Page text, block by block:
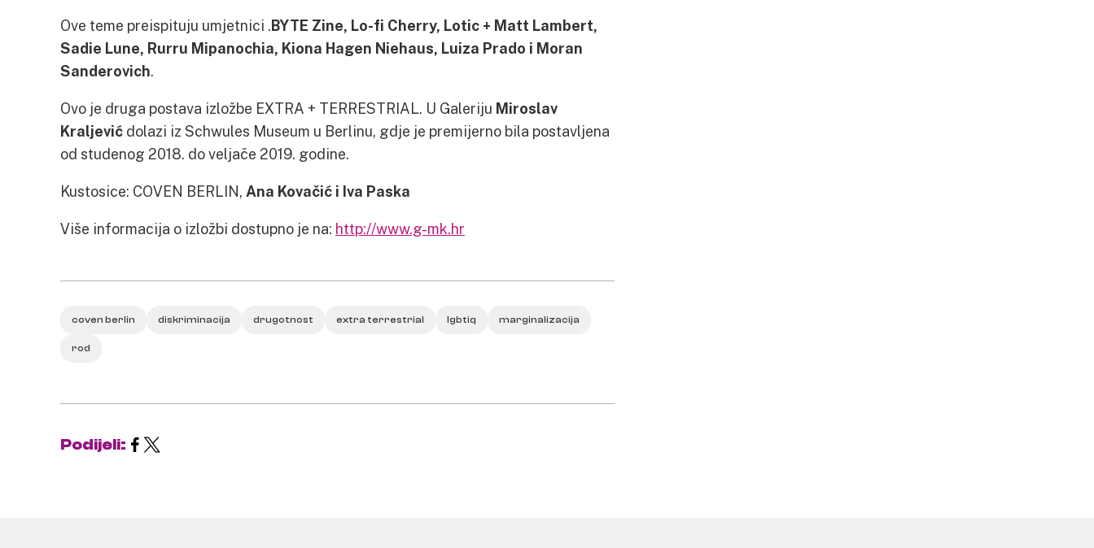
Ove teme preispituju umjetnici .BYTE Zine, Lo-fi Cherry, Lotic + Matt Lambert,
Sadie Lune, Rurru Mipanochia, Kiona Hagen Niehaus, Luiza Prado i Moran
Sanderovich.
Ovo je druga postava izložbe EXTRA + TERRESTRIAL. U Galeriju Miroslav
Kraljević dolazi iz Schwules Museum u Berlinu, gdje je premijerno bila postavljena
od studenog 2018. do veljače 2019. godine.
Kustosice: COVEN BERLIN, Ana Kovačić i Iva Paska
Više informacija o izložbi dostupno je na: http://www.g-mk.hr
coven berlin diskriminacija drugotnost extra terrestrial lgbtiq marginalizacija
rod
Podijeli: